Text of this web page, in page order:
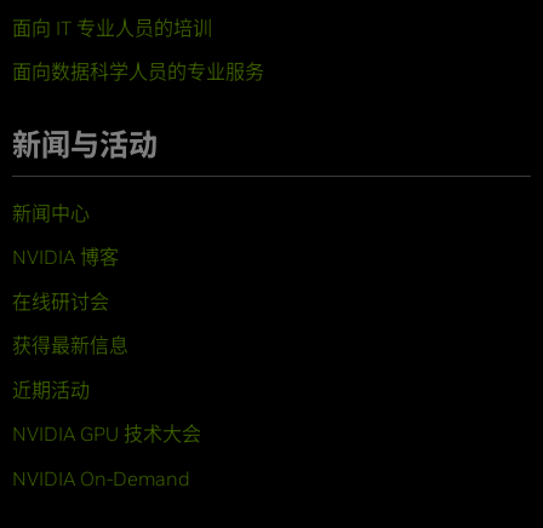
面向 IT 专业人员的培训
面向数据科学人员的专业服务
新闻与活动
新闻中心
NVIDIA 博客
在线研讨会
获得最新信息
近期活动
NVIDIA GPU 技术大会
NVIDIA On-Demand